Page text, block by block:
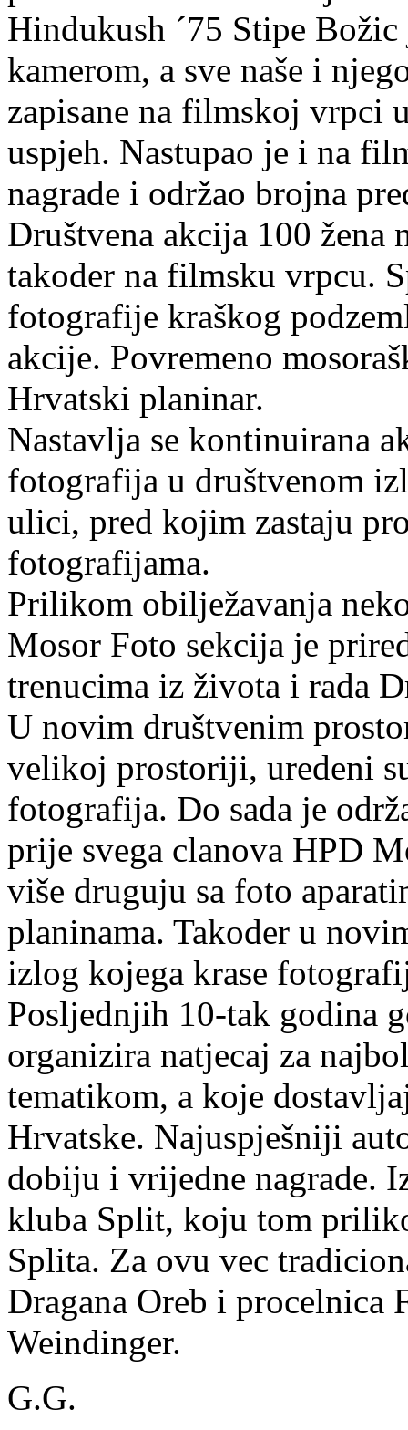
Hindukush ´75 Stipe
kamerom, a sve naše i
zapisane na filmskoj vrpci
uspjeh. Nastupao je i na
nagrade i održao brojna
Društvena akcija 100 žena
takoder na filmsku vrpcu.
fotografije kraškog
akcije. Povremeno
Hrvatski planinar.
Nastavlja se kontinuirana
fotografija u društvenom
ulici, pred kojim zastaju
fotografijama.
Prilikom obilježavanja
Mosor Foto sekcija je
trenucima iz života i rada
U novim društvenim
velikoj prostoriji, uredeni
fotografija. Do sada je
prije svega clanova HPD
više druguju sa foto
planinama. Takoder u
izlog kojega krase
Posljednjih 10-tak godina
organizira natjecaj za
tematikom, a koje
Hrvatske. Najuspješniji
dobiju i vrijedne nagrade.
kluba Split, koju tom
Splita. Za ovu vec
Dragana Oreb i
Weindinger.
G.G.